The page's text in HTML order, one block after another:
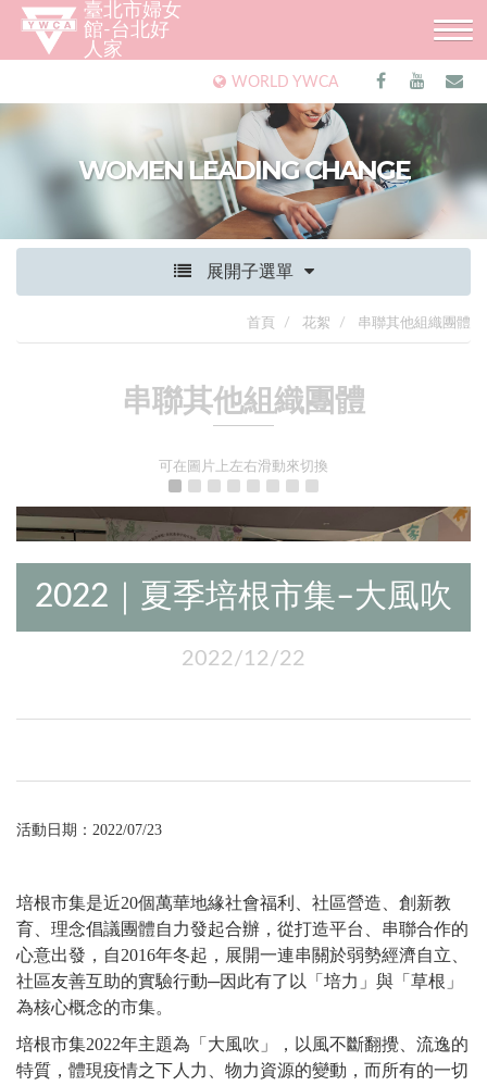
臺北市婦女
館-台北好
人家
WORLD YWCA
WOMEN LEADING CHANGE
展開子選單
首頁 花絮 串聯其他組織團體
串聯其他組織團體
可在圖片上左右滑動來切換
2022｜夏季培根市集–大風吹
2022/12/22
活動日期：2022/07/23
培根市集是近20個萬華地緣社會福利、社區營造、創新教
育、理念倡議團體自力發起合辦，從打造平台、串聯合作的
心意出發，自2016年冬起，展開一連串關於弱勢經濟自立、
社區友善互助的實驗行動─因此有了以「培力」與「草根」
為核心概念的市集。
培根市集2022年主題為「大風吹」，以風不斷翻攪、流逸的
特質，體現疫情之下人力、物力資源的變動，而所有的一切